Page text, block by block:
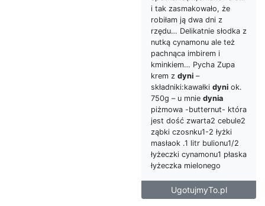
i tak zasmakowało, że
robiłam ją dwa dni z
rzędu… Delikatnie słodka z
nutką cynamonu ale też
pachnąca imbirem i
kminkiem… Pycha Zupa
krem z dyni –
składniki:kawałki dyni ok.
750g – u mnie dynia
piżmowa -butternut- która
jest dość zwarta2 cebule2
ząbki czosnku1-2 łyżki
masłaok .1 litr bulionu1/2
łyżeczki cynamonu1 płaska
łyżeczka mielonego
UgotujmyTo.pl